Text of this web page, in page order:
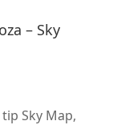
– Sky
Sky Map,